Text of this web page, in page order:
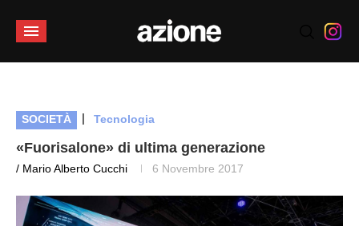
SOCIETÀ | Tecnologia
«Fuorisalone» di ultima generazione
/ Mario Alberto Cucchi 6 Novembre 2017